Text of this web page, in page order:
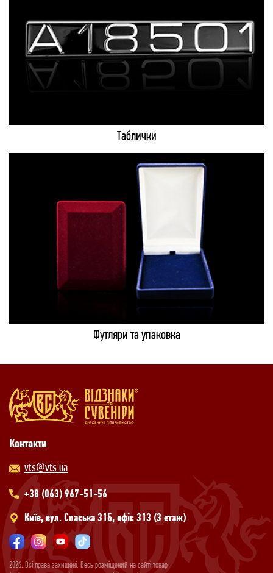
Таблички
Футляри та упаковка
Контакти
vts@vts.ua
+38 (063) 967-51-56
Київ, вул. Спаська 31Б, офіс 313 (3 етаж)
2026. Всі права захищені. Весь розміщений на сайті товар